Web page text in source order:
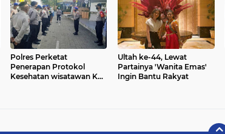
Polres Perketat
Penerapan Protokol
Kesehatan wisatawan Ke
Ultah ke-44, Lewat
Partainya 'Wanita Emas'
Ingin Bantu Rakyat